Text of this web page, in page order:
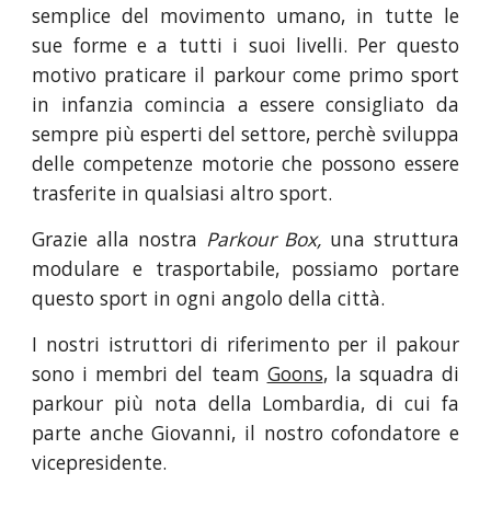
semplice del movimento umano, in tutte le
sue forme e a tutti i suoi livelli. Per questo
motivo praticare il parkour come primo sport
in infanzia comincia a essere consigliato da
sempre più esperti del settore, perchè sviluppa
delle competenze motorie che possono essere
trasferite in qualsiasi altro sport.
Grazie alla nostra Parkour Box, una struttura
modulare e trasportabile, possiamo portare
questo sport in ogni angolo della città.
I nostri istruttori di riferimento per il pakour
sono i membri del team Goons, la squadra di
parkour più nota della Lombardia, di cui fa
parte anche Giovanni, il nostro cofondatore e
vicepresidente.